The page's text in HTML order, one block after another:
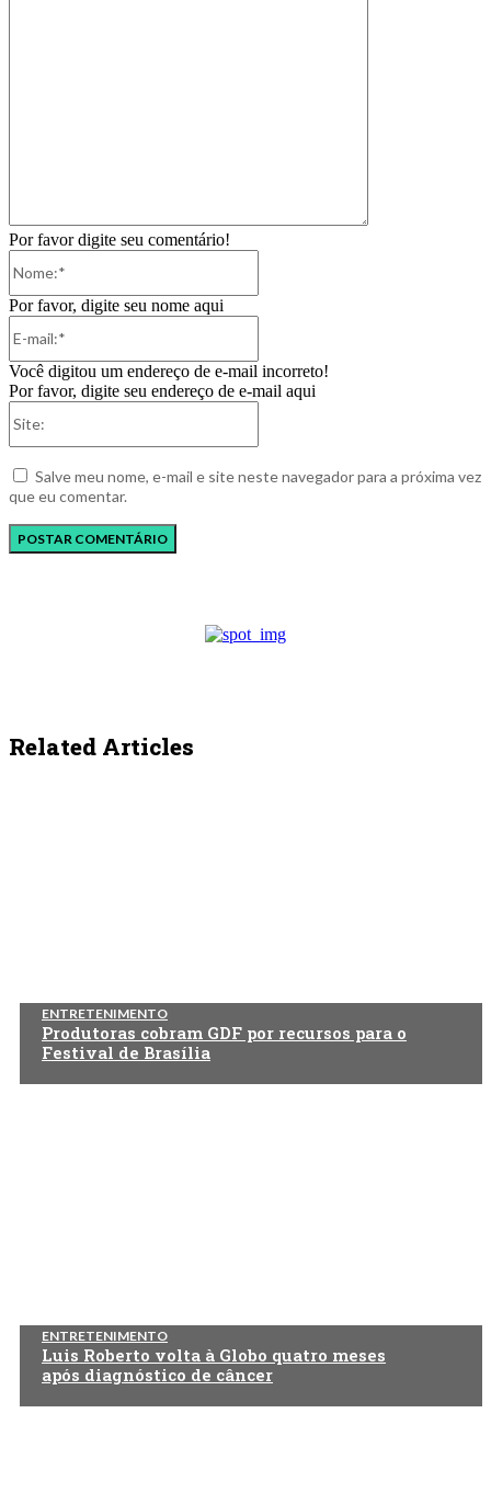
Por favor digite seu comentário!
Por favor, digite seu nome aqui
Você digitou um endereço de e-mail incorreto!
Por favor, digite seu endereço de e-mail aqui
Salve meu nome, e-mail e site neste navegador para a próxima vez
que eu comentar.
Related Articles
ENTRETENIMENTO
Produtoras cobram GDF por recursos para o
Festival de Brasília
ENTRETENIMENTO
Luis Roberto volta à Globo quatro meses
após diagnóstico de câncer